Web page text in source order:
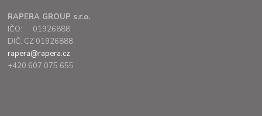
RAPERA GROUP s.r.o.
IČO: 01926888
DIČ: CZ 01926888
rapera@rapera.cz
+420 607 075 655